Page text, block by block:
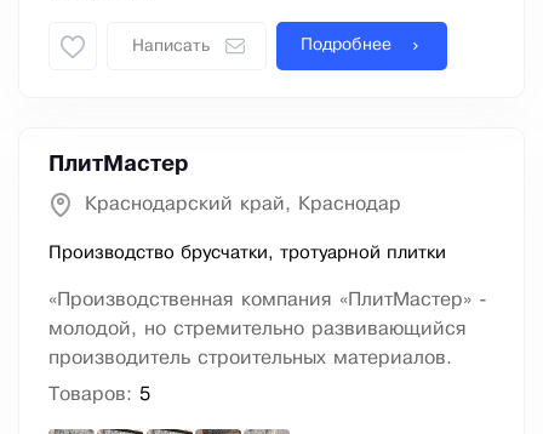
Написать Подробнее
ПлитМастер
Краснодарский край, Краснодар
Производство брусчатки, тротуарной плитки
«Производственная компания «ПлитМастер» -
молодой, но стремительно развивающийся
производитель строительных материалов.
Товаров: 5